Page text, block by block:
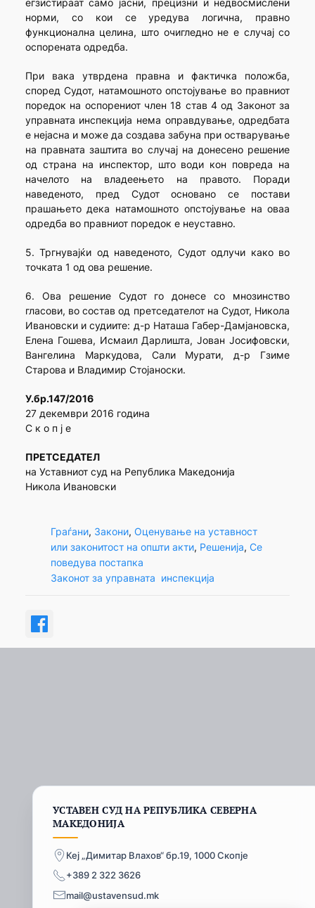
егзистираат само јасни, прецизни и недвосмислени
норми, со кои се уредува логична, правно
функционална целина, што очигледно не е случај со
оспорената одредба.
При вака утврдена правна и фактичка положба,
според Судот, натамошното опстојување во правниот
поредок на оспорениот член 18 став 4 од Законот за
управната инспекција нема оправдување, одредбата
е нејасна и може да создава забуна при остварување
на правната заштита во случај на донесено решение
од страна на инспектор, што води кон повреда на
начелото на владеењето на правото. Поради
наведеното, пред Судот основано се постави
прашањето дека натамошното опстојување на оваа
одредба во правниот поредок е неуставно.
5. Тргнувајќи од наведеното, Судот одлучи како во
точката 1 од ова решение.
6. Ова решение Судот го донесе со мнозинство
гласови, во состав од претседателот на Судот, Никола
Ивановски и судиите: д-р Наташа Габер-Дамјановска,
Елена Гошева, Исмаил Дарлишта, Јован Јосифовски,
Вангелина Маркудова, Сали Мурати, д-р Гзиме
Старова и Владимир Стојаноски.
У.бр.147/2016
27 декември 2016 година
С к о п ј е
ПРЕТСЕДАТЕЛ
на Уставниот суд на Република Македонија
Никола Ивановски
Граѓани, Закони, Оценување на уставност
или законитост на општи акти, Решенија, Се
поведува постапка
Законот за управната инспекција
УСТАВЕН СУД НА РЕПУБЛИКА СЕВЕРНА
МАКЕДОНИЈА
Кеј „Димитар Влахов“ бр.19, 1000 Скопје
+389 2 322 3626
mail@ustavensud.mk